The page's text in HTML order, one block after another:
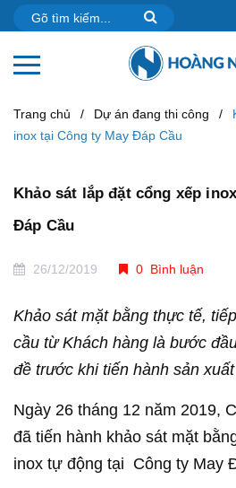
Trang chủ / Dự án đang thi công /
inox tại Công ty May Đáp Cầu
Khảo sát lắp đặt cổng xếp
Đáp Cầu
26/12/2019 0 Bình luận
Khảo sát mặt bằng thực tế,
cầu từ Khách hàng là bước
đề trước khi tiến hành sản
Ngày 26 tháng 12 năm 2019,
đã tiến hành khảo sát mặt
inox tự động tại Công ty May